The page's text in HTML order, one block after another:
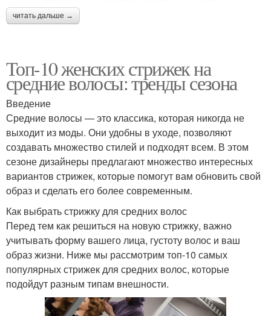
читать дальше →
Топ-10 женских стрижек на
средние волосы: тренды сезона
Введение
Средние волосы — это классика, которая никогда не
выходит из моды. Они удобны в уходе, позволяют
создавать множество стилей и подходят всем. В этом
сезоне дизайнеры предлагают множество интересных
вариантов стрижек, которые помогут вам обновить свой
образ и сделать его более современным.
Как выбрать стрижку для средних волос
Перед тем как решиться на новую стрижку, важно
учитывать форму вашего лица, густоту волос и ваш
образ жизни. Ниже мы рассмотрим топ-10 самых
популярных стрижек для средних волос, которые
подойдут разным типам внешности.